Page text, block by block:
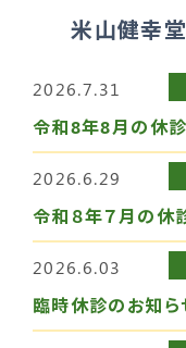
米山健幸
2026.7.31
令和8年8月の休
2026.6.29
令和８年７月の休
2026.6.03
臨時休診のお知ら